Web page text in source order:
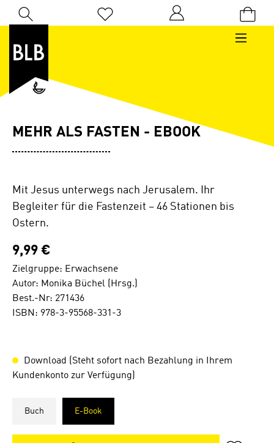
Zum Hauptinhalt springen
Du hast 0 Produkte auf dem Merkzettel
MEHR ALS FASTEN - EBOOK
Mit Jesus unterwegs nach Jerusalem. Ihr
Begleiter für die Fastenzeit – 46 Stationen bis
Ostern.
9,99 €
Zielgruppe: Erwachsene
Autor: Monika Büchel (Hrsg.)
Best.-Nr: 271436
ISBN: 978-3-95568-331-3
Download (Steht sofort nach Bezahlung in Ihrem
Kundenkonto zur Verfügung)
Buch E-Book